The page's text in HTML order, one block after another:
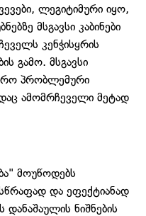
ლეგიტიმური იყო,
მსგავსი კაბინები
კენჭისყრის
გამო. მსგავსი
პრობლემური
ამომრჩეველი მეტად
მოუწოდებს
და ეფექტიანად
ნიშნების